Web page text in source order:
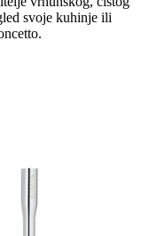
svoje kuhinje ili